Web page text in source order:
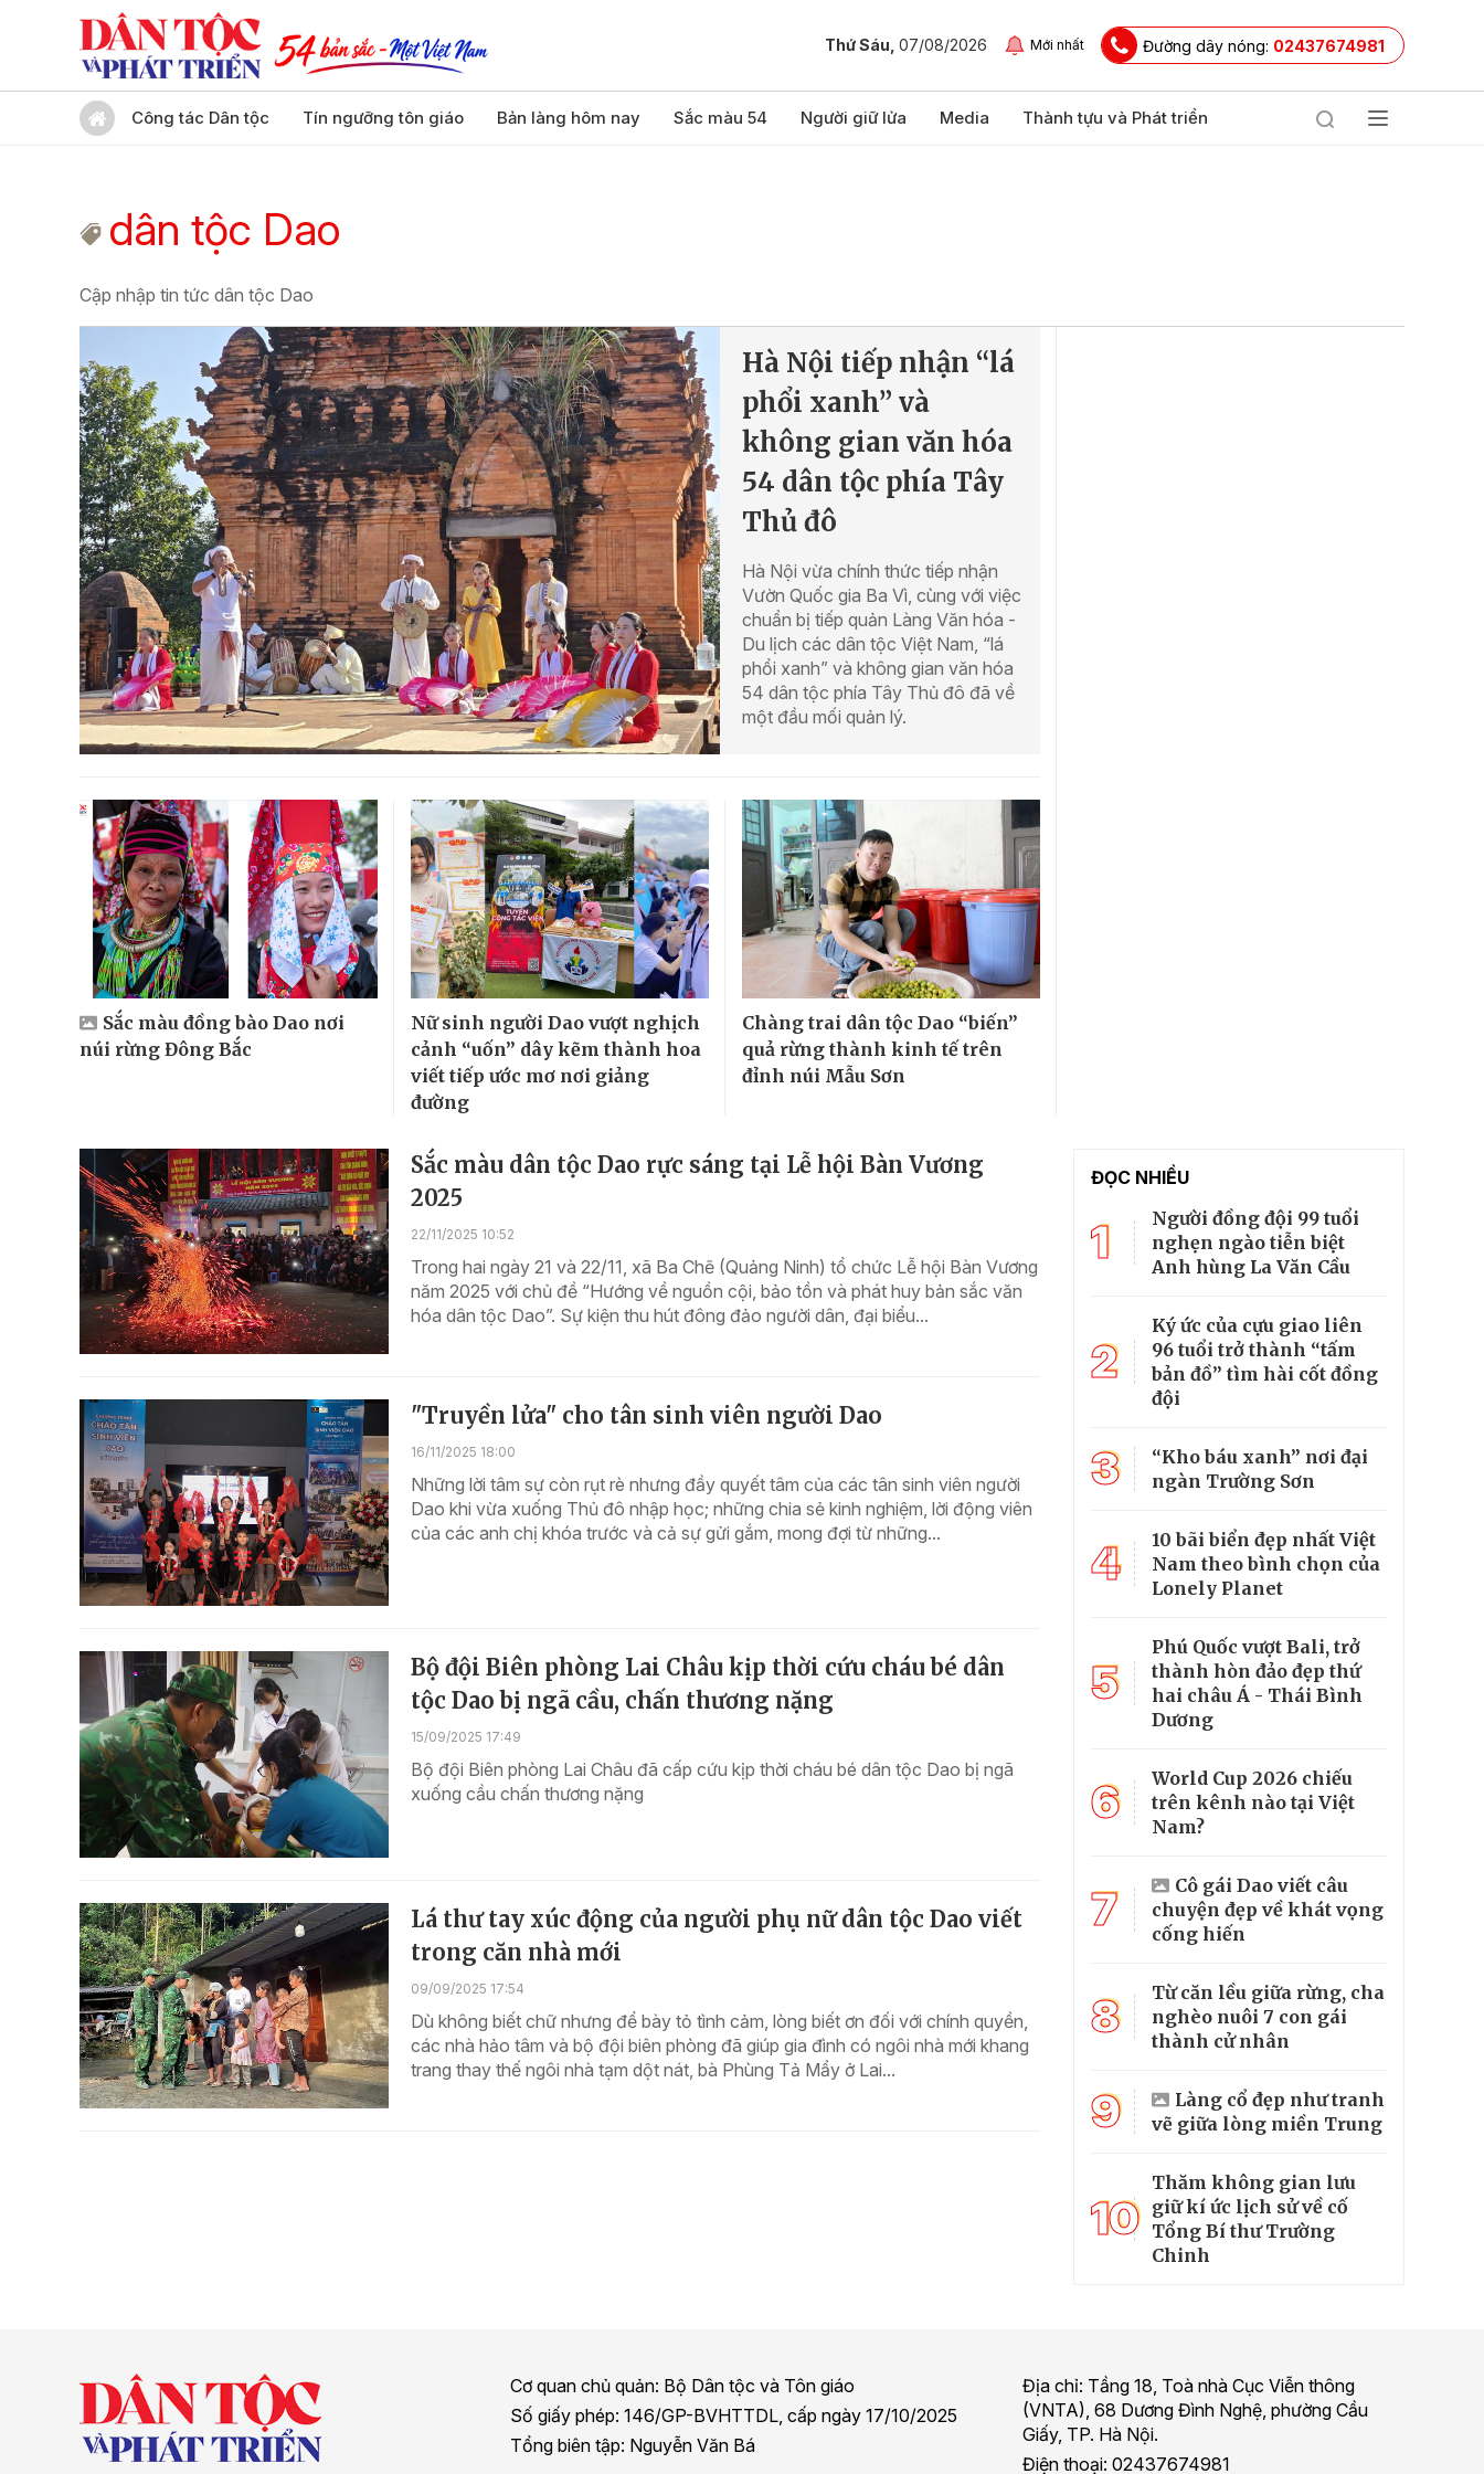
Thứ Sáu, 07/08/2026 Mới nhất Đường dây nóng: 02437674981
Công tác Dân tộc Tín ngưỡng tôn giáo Bản làng hôm nay Sắc màu 54 Người giữ lửa Media Thành tựu và Phát triển
dân tộc Dao
Cập nhập tin tức dân tộc Dao
Hà Nội tiếp nhận “lá
phổi xanh” và
không gian văn hóa
54 dân tộc phía Tây
Thủ đô
Hà Nội vừa chính thức tiếp nhận
Vườn Quốc gia Ba Vì, cùng với việc
chuẩn bị tiếp quản Làng Văn hóa -
Du lịch các dân tộc Việt Nam, “lá
phổi xanh” và không gian văn hóa
54 dân tộc phía Tây Thủ đô đã về
một đầu mối quản lý.
Sắc màu đồng bào Dao nơi
núi rừng Đông Bắc
Nữ sinh người Dao vượt nghịch
cảnh “uốn” dây kẽm thành hoa
viết tiếp ước mơ nơi giảng
đường
Chàng trai dân tộc Dao “biến”
quả rừng thành kinh tế trên
đỉnh núi Mẫu Sơn
Sắc màu dân tộc Dao rực sáng tại Lễ hội Bàn Vương
2025
22/11/2025 10:52
Trong hai ngày 21 và 22/11, xã Ba Chẽ (Quảng Ninh) tổ chức Lễ hội Bàn Vương
năm 2025 với chủ đề “Hướng về nguồn cội, bảo tồn và phát huy bản sắc văn
hóa dân tộc Dao”. Sự kiện thu hút đông đảo người dân, đại biểu...
"Truyền lửa" cho tân sinh viên người Dao
16/11/2025 18:00
Những lời tâm sự còn rụt rè nhưng đầy quyết tâm của các tân sinh viên người
Dao khi vừa xuống Thủ đô nhập học; những chia sẻ kinh nghiệm, lời động viên
của các anh chị khóa trước và cả sự gửi gắm, mong đợi từ những...
Bộ đội Biên phòng Lai Châu kịp thời cứu cháu bé dân
tộc Dao bị ngã cầu, chấn thương nặng
15/09/2025 17:49
Bộ đội Biên phòng Lai Châu đã cấp cứu kịp thời cháu bé dân tộc Dao bị ngã
xuống cầu chấn thương nặng
Lá thư tay xúc động của người phụ nữ dân tộc Dao viết
trong căn nhà mới
09/09/2025 17:54
Dù không biết chữ nhưng để bày tỏ tình cảm, lòng biết ơn đối với chính quyền,
các nhà hảo tâm và bộ đội biên phòng đã giúp gia đình có ngôi nhà mới khang
trang thay thế ngôi nhà tạm dột nát, bà Phùng Tả Mẩy ở Lai...
ĐỌC NHIỀU
1
Người đồng đội 99 tuổi
nghẹn ngào tiễn biệt
Anh hùng La Văn Cầu
2
Ký ức của cựu giao liên
96 tuổi trở thành “tấm
bản đồ” tìm hài cốt đồng
đội
3
“Kho báu xanh” nơi đại
ngàn Trường Sơn
4
10 bãi biển đẹp nhất Việt
Nam theo bình chọn của
Lonely Planet
5
Phú Quốc vượt Bali, trở
thành hòn đảo đẹp thứ
hai châu Á - Thái Bình
Dương
6
World Cup 2026 chiếu
trên kênh nào tại Việt
Nam?
7
Cô gái Dao viết câu
chuyện đẹp về khát vọng
cống hiến
8
Từ căn lều giữa rừng, cha
nghèo nuôi 7 con gái
thành cử nhân
9
Làng cổ đẹp như tranh
vẽ giữa lòng miền Trung
10
Thăm không gian lưu
giữ kí ức lịch sử về cố
Tổng Bí thư Trường
Chinh
Cơ quan chủ quản: Bộ Dân tộc và Tôn giáo
Số giấy phép: 146/GP-BVHTTDL, cấp ngày 17/10/2025
Tổng biên tập: Nguyễn Văn Bá
Địa chỉ: Tầng 18, Toà nhà Cục Viễn thông
(VNTA), 68 Dương Đình Nghệ, phường Cầu
Giấy, TP. Hà Nội.
Điện thoại: 02437674981